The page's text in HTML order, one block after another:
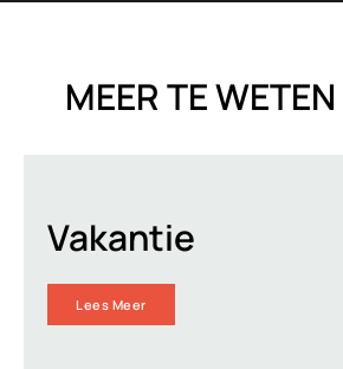
MEER TE
Vakantie
Lees Meer